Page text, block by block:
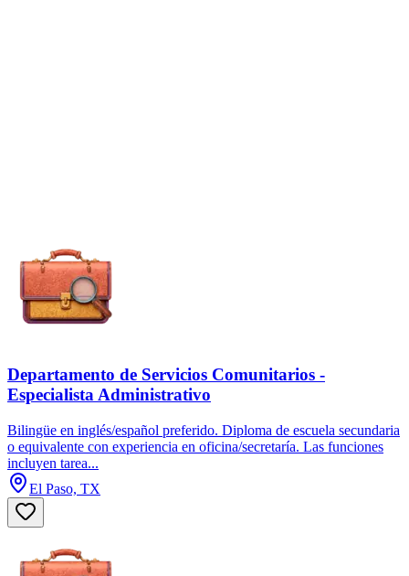
Departamento de Servicios Comunitarios -
Especialista Administrativo
Bilingüe en inglés/español preferido. Diploma de escuela secundaria
o equivalente con experiencia en oficina/secretaría. Las funciones
incluyen tarea...
El Paso, TX